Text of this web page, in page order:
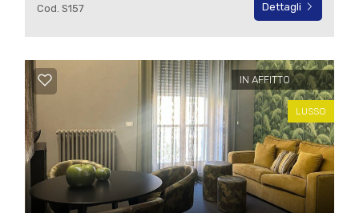
Cod. S157 Dettagli
IN AFFITTO
LUSSO